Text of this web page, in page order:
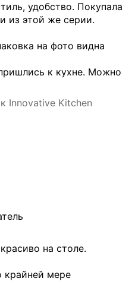
удобство. Покупала
из этой же серии.
на фото видна
к кухне. Можно
Innovative Kitchen
на столе.
крайней мере